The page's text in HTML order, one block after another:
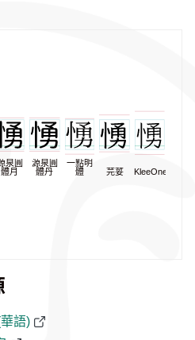
泉圓
體月
源泉圓
體丹
一點明
體
芫荽 KleeOne
語)